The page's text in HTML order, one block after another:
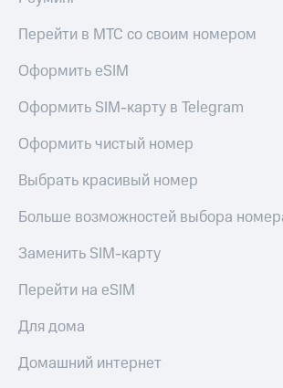
Перейти в МТС со своим номером
Оформить eSIM
Оформить SIM-карту в Telegram
Оформить чистый номер
Выбрать красивый номер
Больше возможностей выбора
Заменить SIM-карту
Перейти на eSIM
Для дома
Домашний интернет